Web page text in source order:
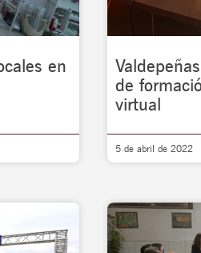
en
de
virtual
5 de abril de 2022